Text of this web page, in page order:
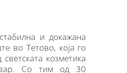
и докажана
во Тетово, која го
козметика
Со тим од 30